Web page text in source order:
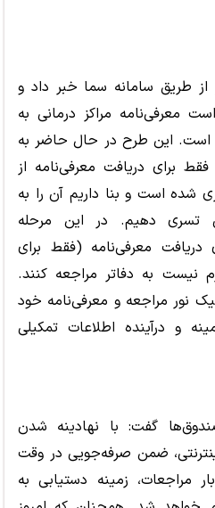
از طریق سامانه سما خبر داد و
معرفی‌نامه مراکز درمانی به
این طرح در حال حاضر به
برای دریافت معرفی‌نامه از
شده است و بنا داریم آن را به
تسری دهیم. در این مرحله
دریافت معرفی‌نامه (فقط برای
نیست به دفاتر مراجعه کنند.
نور مراجعه و معرفی‌نامه خود
و درآینده اطلاعات تمکیلی
گفت: با نهادینه شدن
ضمن صرفه‌جویی در وقت
مراجعات، زمینه دستیابی به